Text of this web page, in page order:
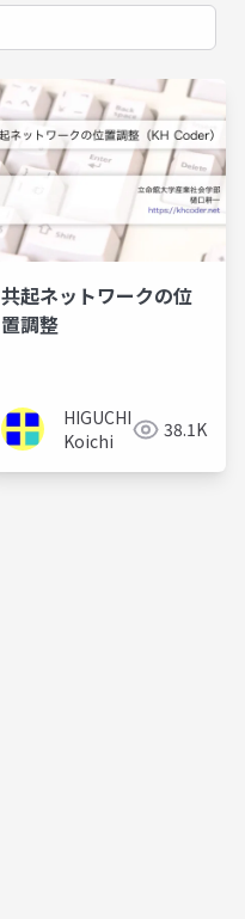
共起ネットワークの位
置調整
HIGUCHI
Koichi
38.1K